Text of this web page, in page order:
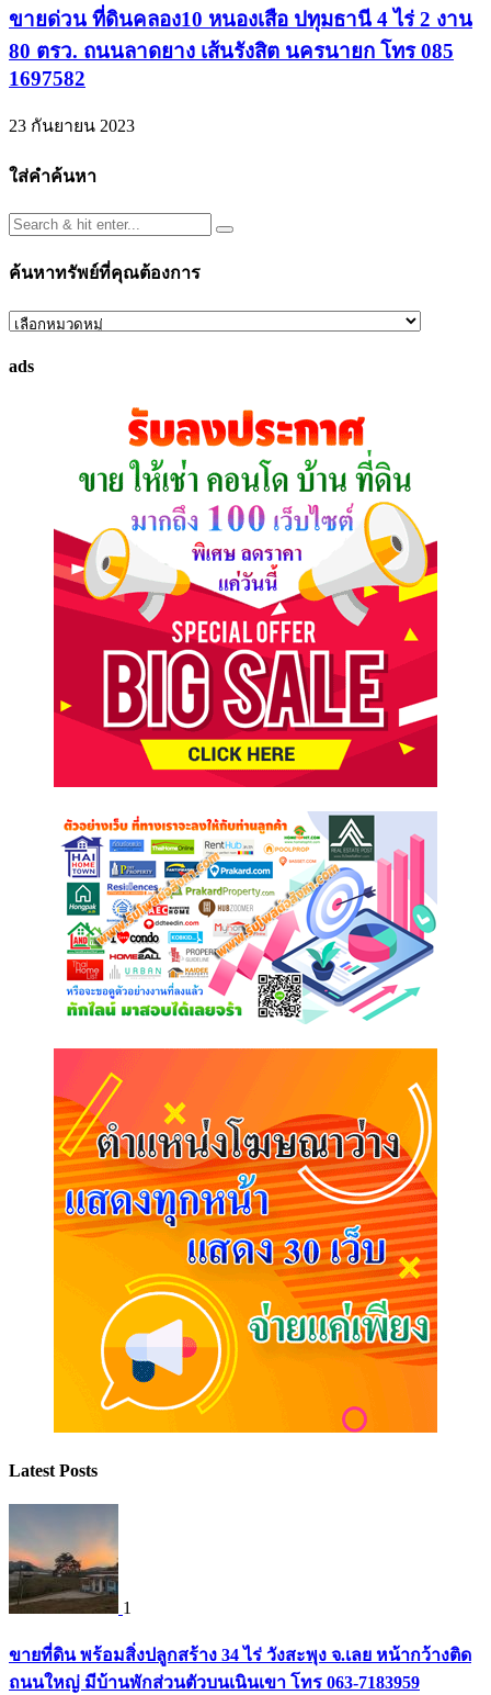
ขายด่วน ที่ดินคลอง10 หนองเสือ ปทุมธานี 4 ไร่ 2 งาน
80 ตรว. ถนนลาดยาง เส้นรังสิต นครนายก โทร 085
1697582
23 กันยายน 2023
ใส่คำค้นหา
ค้นหาทรัพย์ที่คุณต้องการ
ค้นหา
ที่
ads
Latest Posts
1
ขายที่ดิน พร้อมสิ่งปลูกสร้าง 34 ไร่ วังสะพุง จ.เลย หน้ากว้างติด
ถนนใหญ่ มีบ้านพักส่วนตัวบนเนินเขา โทร 063-7183959